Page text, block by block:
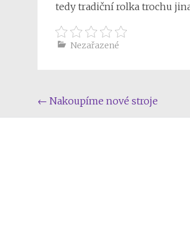
tedy tradiční rolka trochu
Nezařazené
Post
navigation
← Nakoupíme nové stroje